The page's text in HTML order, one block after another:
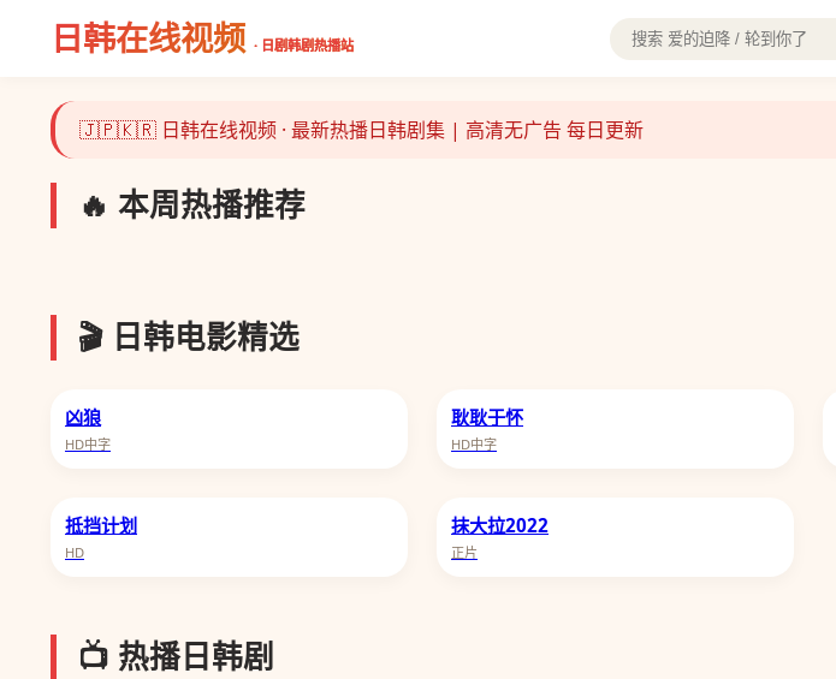
日韩在线视频 · 日剧韩剧热播站
🇯🇵🇰🇷 日韩在线视频 · 最新热播日韩剧集 | 高清无广告 每日更新
🔥 本周热播推荐
主角
🎬 日韩电影精选
凶狼
HD中字
耿耿于怀
HD中字
抵挡计划
HD
抹大拉2022
正片
📺 热播日韩剧